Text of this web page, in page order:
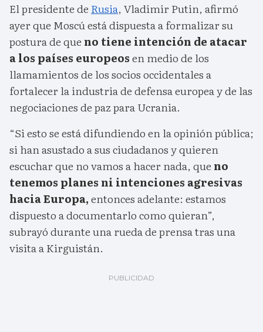
El presidente de Rusia, Vladimir Putin, afirmó
ayer que Moscú está dispuesta a formalizar su
postura de que no tiene intención de atacar
a los países europeosen medio de los
llamamientos de los socios occidentales a
fortalecer la industria de defensa europea y de las
negociaciones de paz para Ucrania.
“Si esto se está difundiendo en la opinión pública;
si han asustado a sus ciudadanos y quieren
escuchar que no vamos a hacer nada, que no
tenemos planes ni intenciones agresivas
hacia Europa,entonces adelante: estamos
dispuesto a documentarlo como quieran”,
subrayó durante una rueda de prensa tras una
visita a Kirguistán.